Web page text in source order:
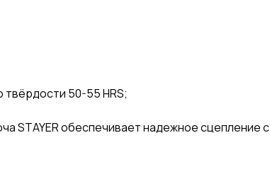
твёрдости 50-55 HRS;
STAYER обеспечивает надежное сцепление с